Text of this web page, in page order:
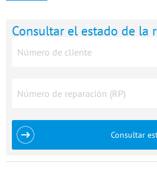
Consultar el estado de la
Consultar